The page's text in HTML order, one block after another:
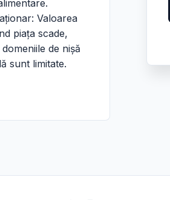
Valoarea
piața scade,
de nișă
sunt limitate.